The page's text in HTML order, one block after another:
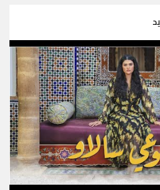
اغاني سلمى رشيد